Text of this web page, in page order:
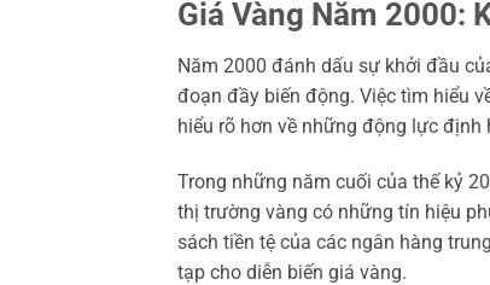
Giá Vàng Năm 2000:
Năm 2000 đánh dấu sự khởi đầu
đoạn đầy biến động. Việc tìm hiểu
hiểu rõ hơn về những động lực
Trong những năm cuối của thế kỷ
thị trường vàng có những tín hiệu
sách tiền tệ của các ngân hàng
tạp cho diễn biến giá vàng.